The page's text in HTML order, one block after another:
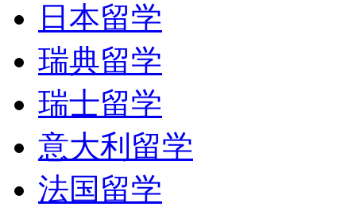
日本留学
瑞典留学
瑞士留学
意大利留学
法国留学